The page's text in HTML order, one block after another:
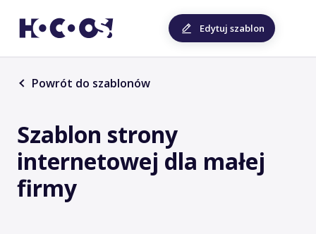
Edytuj szablon
Powrót do szablonów
Szablon strony
internetowej dla małej
firmy